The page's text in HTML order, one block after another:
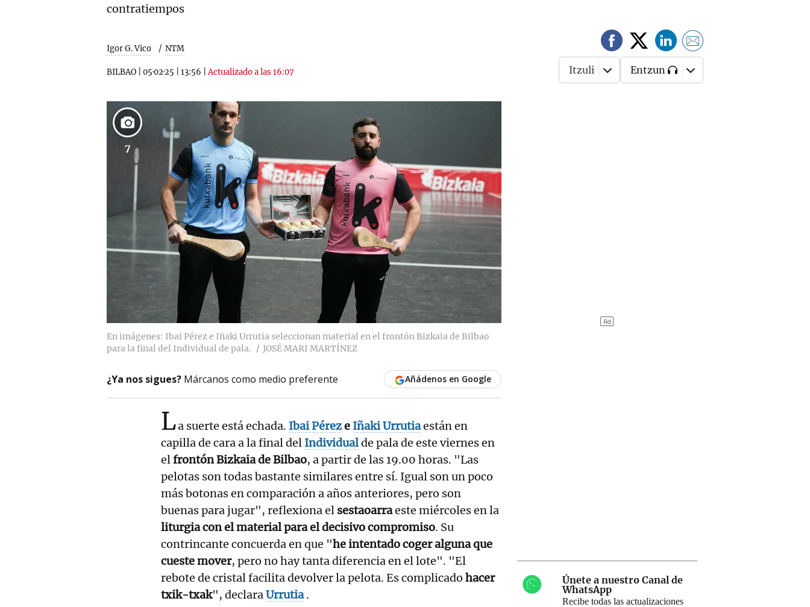
contratiempos
Igor G. Vico NTM
BILBAO 05·02·25 13:56 |Actualizado a las 16:07 Itzuli Entzun
7
En imágenes: Ibai Pérez e Iñaki Urrutia seleccionan material en el frontón Bizkaia de Bilbao
para la final del Individual de pala.
JOSÉ MARI MARTÍNEZ
¿Ya nos sigues? Márcanos como medio preferente Añádenos en Google
La suerte está echada. Ibai Péreze Iñaki Urrutiaestán en
capilla de cara a la final del Individualde pala de este viernes en
elfrontón Bizkaia de Bilbao, a partir de las 19.00 horas. "Las
pelotas son todas bastante similares entre sí. Igual son un poco
más botonas en comparación a años anteriores, pero son
buenas para jugar", reflexiona el sestaoarraeste miércoles en la
liturgia con el material para el decisivo compromiso. Su
contrincante concuerda en que "he intentado coger alguna que
cueste mover, pero no hay tanta diferencia en el lote". "El
rebote de cristal facilita devolver la pelota. Es complicado hacer
txik-txak", declaraUrrutia.
Únete a nuestro Canal de
WhatsApp
Recibe todas las actualizaciones